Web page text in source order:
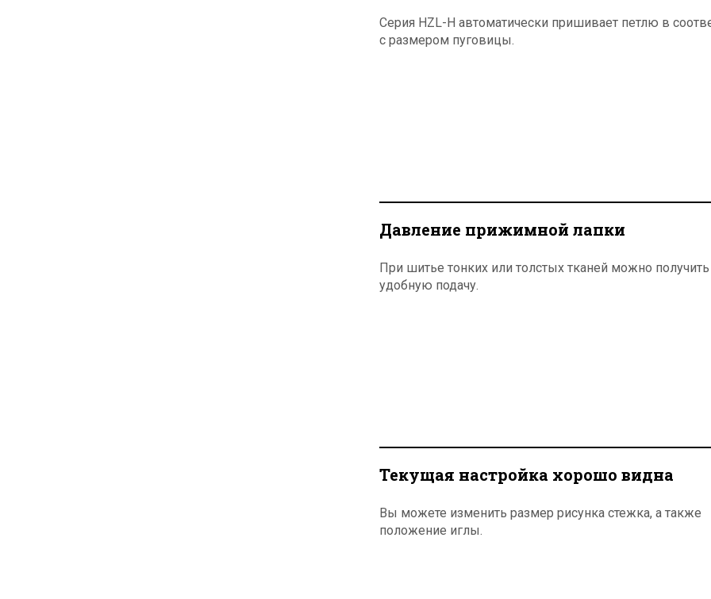
Серия HZL-H автоматически пришивает петлю в
с размером пуговицы.
Давление прижимной лапки
При шитье тонких или толстых тканей можно получить
удобную подачу.
Текущая настройка хорошо видна
Вы можете изменить размер рисунка стежка, а также
положение иглы.